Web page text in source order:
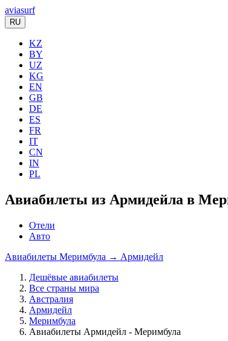
aviasurf
RU
KZ
BY
UZ
KG
EN
GB
DE
ES
FR
IT
CN
IN
PL
Авиабилеты из Армидейла в
Отели
Авто
Авиабилеты Меримбула → Армидейл
Дешёвые авиабилеты
Все страны мира
Австралия
Армидейл
Меримбула
Авиабилеты Армидейл - Меримбула